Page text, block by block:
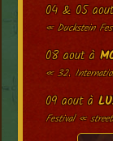
04 & 05
« Duckstein
08 aout à
« 32.
09 aout à
Festival «